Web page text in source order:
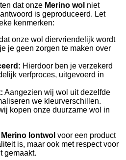
dat onze Merino wol niet
is geproduceerd. Let
kenmerken:
onze wol diervriendelijk wordt
je geen zorgen te maken over
Hierdoor ben je verzekerd
verfproces, uitgevoerd in
Aangezien wij wol uit dezelfde
we kleurverschillen.
kopen onze duurzame wol in
Merino lontwol voor een product
is, maar ook met respect voor
gemaakt.